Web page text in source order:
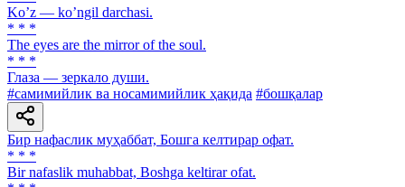
Koʼz — koʼngil darchasi.
* * *
The eyes are the mirror of the soul.
* * *
Глаза — зеркало души.
#самимийлик ва носамимийлик ҳақида #бошқалар
Бир нафаслик муҳаббат, Бошга келтирар офат.
* * *
Bir nafaslik muhabbat, Boshga keltirar ofat.